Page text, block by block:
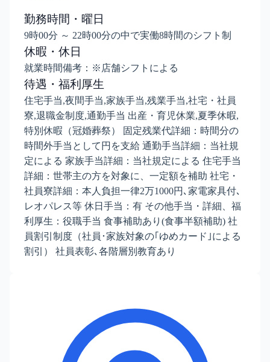
勤務時間・曜日
9時00分 ～ 22時00分の中で実働8時間のシフト制
休暇・休日
就業時間備考：※店舗シフトによる
待遇・福利厚生
住宅手当,夜間手当,家族手当,残業手当,社宅・社員
寮,退職金制度,通勤手当 出産・育児休業,夏季休暇,
特別休暇（冠婚葬祭） 固定残業代詳細：時間分の
時間外手当として円を支給 通勤手当詳細：当社規
定による 家族手当詳細：当社規定による 住宅手当
詳細：世帯主の方を対象に、一定額を補助 社宅・
社員寮詳細：本人負担一律2万1000円､家電家具付､
レオパレス等 休日手当：有 その他手当・詳細、福
利厚生：役職手当 食事補助あり(食事半額補助) 社
員割引制度（社員･家族対象の｢ゆめカード｣による
割引） 社員表彰､各階層別教育あり